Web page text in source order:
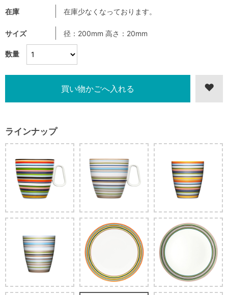
数量
在庫 在庫少なくなっております。
サイズ 径：200mm 高さ：20mm
ラインナップ